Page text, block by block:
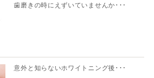
歯磨きの時にえずいていませんか･･･
意外と知らないホワイトニング後･･･